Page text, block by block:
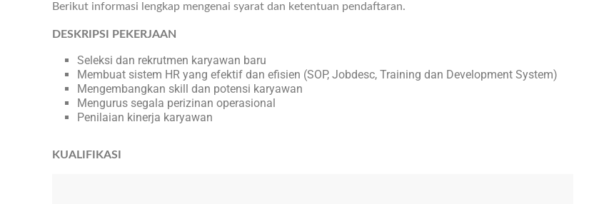
Berikut informasi lengkap mengenai syarat dan ketentuan pendaftaran.
DESKRIPSI PEKERJAAN
Seleksi dan rekrutmen karyawan baru
Membuat sistem HR yang efektif dan efisien (SOP, Jobdesc, Training dan Development System)
Mengembangkan skill dan potensi karyawan
Mengurus segala perizinan operasional
Penilaian kinerja karyawan
KUALIFIKASI